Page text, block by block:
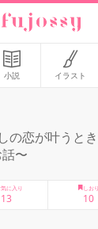
小説 イラスト
の恋が叶うと
〜
気に入り
13
しおり
10